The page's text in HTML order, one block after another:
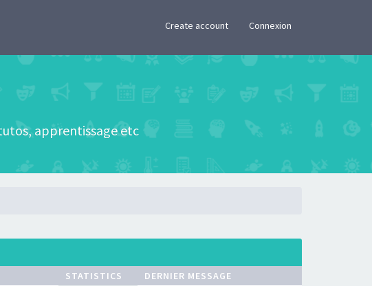
Create account Connexion
apprentissage etc
STATISTICS DERNIER MESSAGE